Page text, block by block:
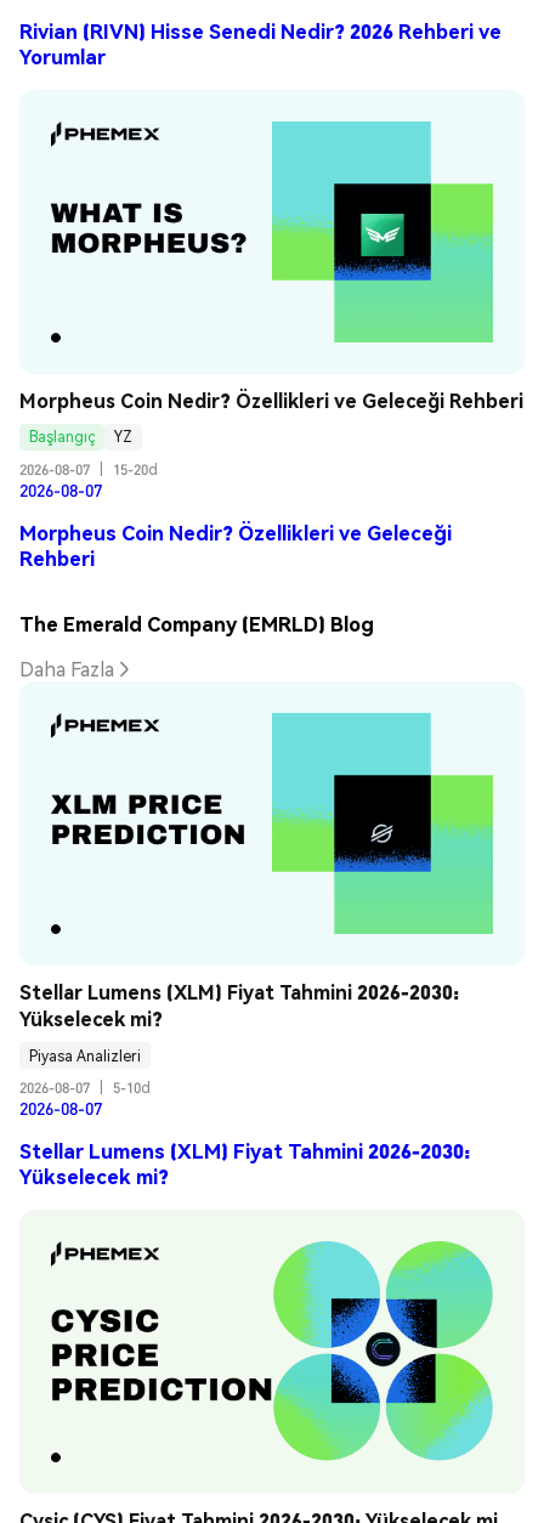
Rivian (RIVN) Hisse Senedi Nedir? 2026 Rehberi ve
Yorumlar
Morpheus Coin Nedir? Özellikleri ve Geleceği Rehberi
Başlangıç
YZ
2026-08-07
15-20d
2026-08-07
Morpheus Coin Nedir? Özellikleri ve Geleceği
Rehberi
The Emerald Company (EMRLD) Blog
Daha Fazla
Stellar Lumens (XLM) Fiyat Tahmini 2026-2030:
Yükselecek mi?
Piyasa Analizleri
2026-08-07
5-10d
2026-08-07
Stellar Lumens (XLM) Fiyat Tahmini 2026-2030:
Yükselecek mi?